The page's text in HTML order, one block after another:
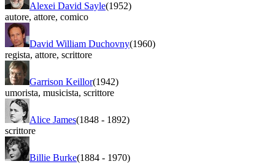
Alexei David Sayle(1952)
autore, attore, comico
David William Duchovny(1960)
regista, attore, scrittore
Garrison Keillor(1942)
umorista, musicista, scrittore
Alice James(1848 - 1892)
scrittore
Billie Burke(1884 - 1970)